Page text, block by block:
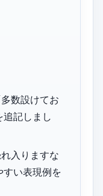
数設けてお
追記しまし
入りますな
すい表現例を